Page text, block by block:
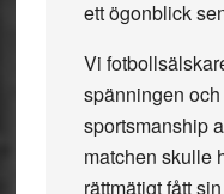
ett ögonblick
Vi
spänningen
sportsmanship
matchen skulle
rättmätigt fått